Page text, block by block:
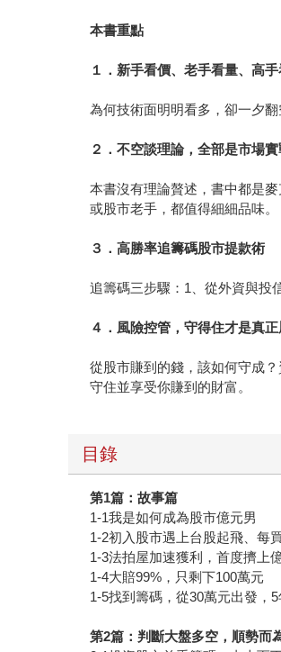
本書重點
１．新手看價、老手看量、高
為何技術面明明看多，卻一夕
２．不空談理論，全部是市場
本書沒有理論贅述，書中都是
或股市老手，都值得細細品味。
３．高勝率追籌碼股市提款術
追籌碼三步驟：1、從外資與投
４．風險控管，守得住才是真
從股市賺到的錢，該如何守成
守住並享受你賺到的財富。
目錄
第1篇：故事篇
1-1我是如何成為股市億元男
1-2初入股市遇上台股起飛、每
1-3法拍屋加速獲利，首度擠上
1-4大賠99%，只剩下100萬元
1-5找到籌碼，從30萬元出發，
第2篇：判斷大盤多空，順勢而